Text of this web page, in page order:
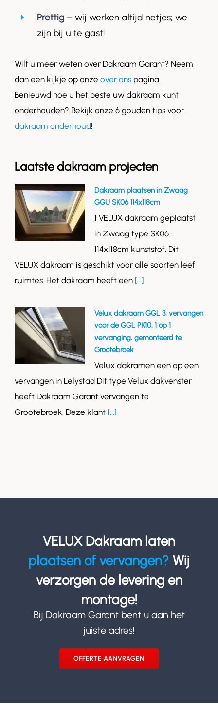
Prettig– wij werken altijd netjes; we
zijn bij u te gast!
Wilt u meer weten over Dakraam Garant? Neem
dan een kijkje op onze over ons pagina.
Benieuwd hoe u het beste uw dakraam kunt
onderhouden? Bekijk onze 6 gouden tips voor
dakraam onderhoud!
Laatste dakraam projecten
Dakraam plaatsen in Zwaag
GGU SK06 114x118cm
1 VELUX dakraam geplaatst
in Zwaag type SK06
114x118cm kunststof. Dit
VELUX dakraam is geschikt voor alle soorten leef
ruimtes. Het dakraam heeft een [...]
Velux dakraam GGL 3, vervangen
voor de GGL PK10. 1 op 1
vervanging, gemonteerd te
Grootebroek
Velux dakramen een op een
vervangen in Lelystad Dit type Velux dakvenster
heeft Dakraam Garant vervangen te
Grootebroek. Deze klant [...]
VELUX Dakraam laten
plaatsen of vervangen? Wij
verzorgen de levering en
montage!
Bij Dakraam Garant bent u aan het
juiste adres!
OFFERTE AANVRAGEN